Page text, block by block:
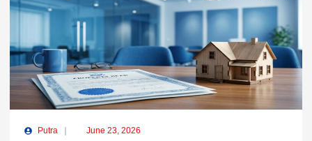
Putra June 23, 2026